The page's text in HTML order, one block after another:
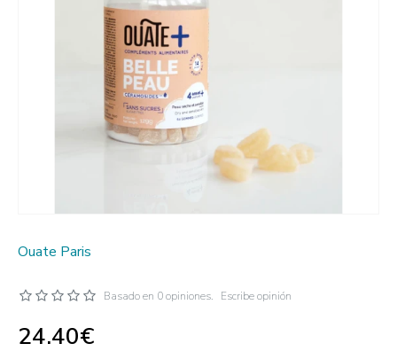
Ouate Paris
Basado en 0 opiniones. Escribe opinión
24.40€